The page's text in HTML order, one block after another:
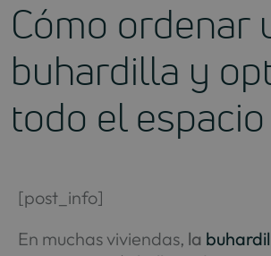
Cómo ordenar
buhardilla y
todo el espacio
[post_info]
En muchas viviendas, la